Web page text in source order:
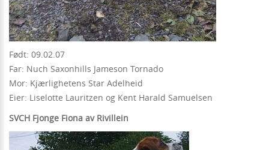
Født: 09.02.07
Far: Nuch Saxonhills Jameson Tornado
Mor: Kjærlighetens Star Adelheid
Eier: Liselotte Lauritzen og Kent Harald Samuelsen
SVCH Fjonge Fiona av Rivillein